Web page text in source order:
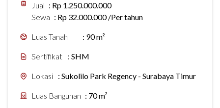
Jual : Rp 1.250.000.000
Sewa : Rp 32.000.000 /Per tahun
Luas Tanah : 90 m²
Sertifikat : SHM
Lokasi : Sukolilo Park Regency - Surabaya Timur
Luas Bangunan : 70 m²